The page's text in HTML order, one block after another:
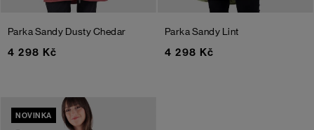
Parka Sandy Dusty Chedar
4 298 Kč
Parka Sandy Lint
4 298 Kč
NOVINKA